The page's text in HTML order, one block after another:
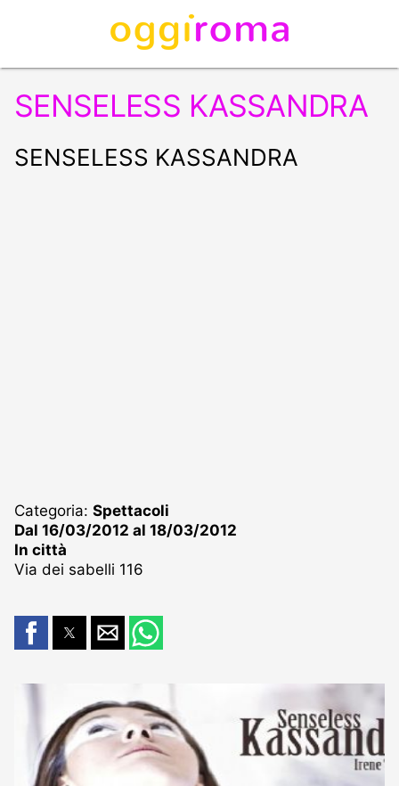
SENSELESS KASSANDRA
SENSELESS KASSANDRA
Categoria: Spettacoli
Dal 16/03/2012 al 18/03/2012
In città
Via dei sabelli 116